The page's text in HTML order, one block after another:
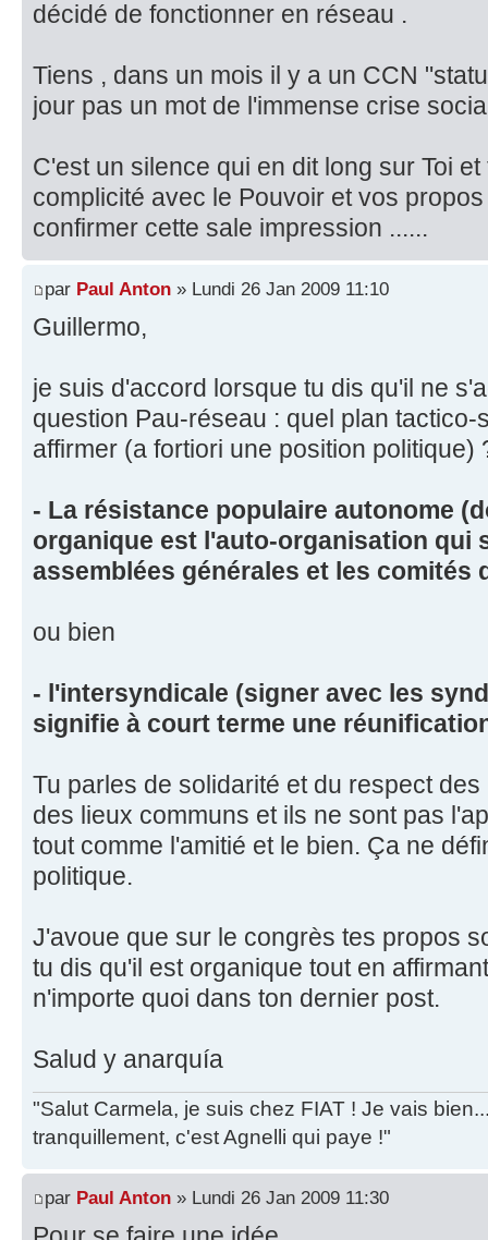
décidé de fonctionner en réseau .
Tiens , dans un mois il y a un CCN
jour pas un mot de l'immense crise
C'est un silence qui en dit long sur Toi
complicité avec le Pouvoir et vos
confirmer cette sale impression ......
par Paul Anton » Lundi 26 Jan 2009 11:10
Guillermo,
je suis d'accord lorsque tu dis qu'il ne
question Pau-réseau : quel plan
affirmer (a fortiori une position politique)
- La résistance populaire autonome
organique est l'auto-organisation qui
assemblées générales et les comités
ou bien
- l'intersyndicale (signer avec les
signifie à court terme une
Tu parles de solidarité et du respect
des lieux communs et ils ne sont pas
tout comme l'amitié et le bien. Ça ne
politique.
J'avoue que sur le congrès tes propos
tu dis qu'il est organique tout en
n'importe quoi dans ton dernier post.
Salud y anarquía
"Salut Carmela, je suis chez FIAT ! Je vais
tranquillement, c'est Agnelli qui paye !"
par Paul Anton » Lundi 26 Jan 2009 11:30